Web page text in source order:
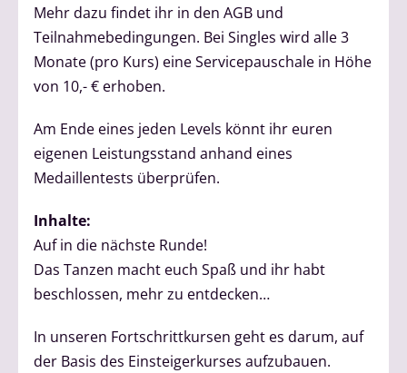
Mehr dazu findet ihr in den AGB und
Teilnahmebedingungen. Bei Singles wird alle 3
Monate (pro Kurs) eine Servicepauschale in Höhe
von 10,- € erhoben.
Am Ende eines jeden Levels könnt ihr euren
eigenen Leistungsstand anhand eines
Medaillentests überprüfen.
Inhalte:
Auf in die nächste Runde!
Das Tanzen macht euch Spaß und ihr habt
beschlossen, mehr zu entdecken…
In unseren Fortschrittkursen geht es darum, auf
der Basis des Einsteigerkurses aufzubauen.